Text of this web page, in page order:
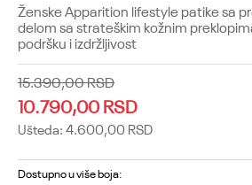
Ženske Apparition lifestyle patike sa
delom sa strateškim kožnim
podršku i izdržljivost
15.390,00RSD
10.790,00RSD
Ušteda: 4.600,00 RSD
Dostupno u više boja: